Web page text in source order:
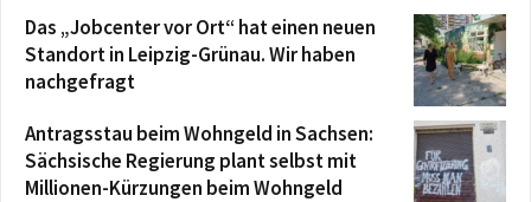
Das „Jobcenter vor Ort“ hat einen neuen
Standort in Leipzig-Grünau. Wir haben
nachgefragt
Antragsstau beim Wohngeld in Sachsen:
Sächsische Regierung plant selbst mit
Millionen-Kürzungen beim Wohngeld